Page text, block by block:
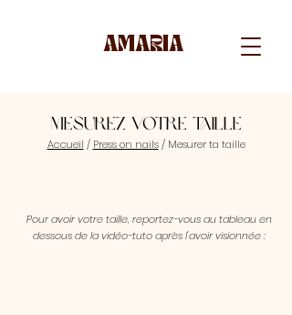
AMARIA
Mesurez votre taille
Accueil / Press on nails / Mesurer ta taille
Pour avoir votre taille, reportez-vous au tableau en
dessous de la vidéo-tuto après l'avoir visionnée :